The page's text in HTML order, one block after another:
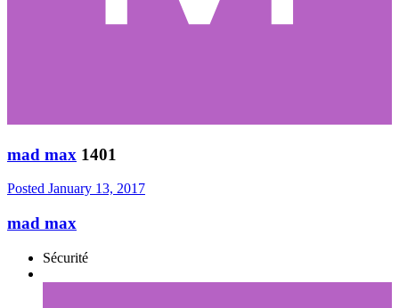
mad max 1401
Posted January 13, 2017
mad max
Sécurité